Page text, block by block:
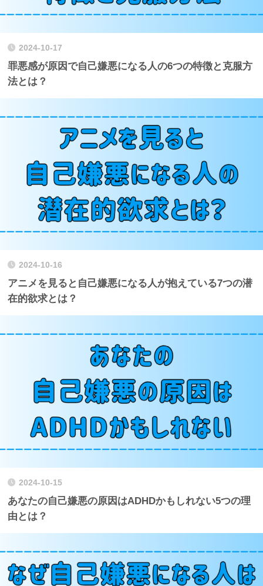
2024-10-17
罪悪感が原因で自己嫌悪になる人の6つの特徴と克服方
法とは？
2024-10-16
アニメを見ると自己嫌悪になる人が抱えている7つの潜
在的欲求とは？
2024-10-15
あなたの自己嫌悪の原因はADHDかもしれない5つの理
由とは？